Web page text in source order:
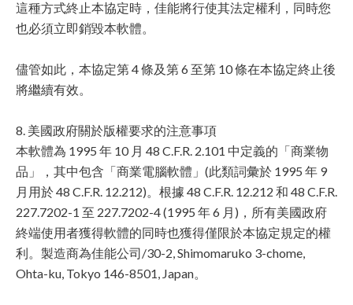
這種方式終止本協定時，佳能將行使其法定權利，同時您
也必須立即銷毀本軟體。
儘管如此，本協定第 4 條及第 6 至第 10 條在本協定終止後
將繼續有效。
8. 美國政府關於版權要求的注意事項
本軟體為 1995 年 10 月 48 C.F.R. 2.101 中定義的「商業物
品」，其中包含「商業電腦軟體」(此類詞彙於 1995 年 9
月用於 48 C.F.R. 12.212)。根據 48 C.F.R. 12.212 和 48 C.F.R.
227.7202-1 至 227.7202-4 (1995 年 6 月)，所有美國政府
終端使用者獲得軟體的同時也獲得僅限於本協定規定的權
利。製造商為佳能公司/30-2, Shimomaruko 3-chome,
Ohta-ku, Tokyo 146-8501, Japan。